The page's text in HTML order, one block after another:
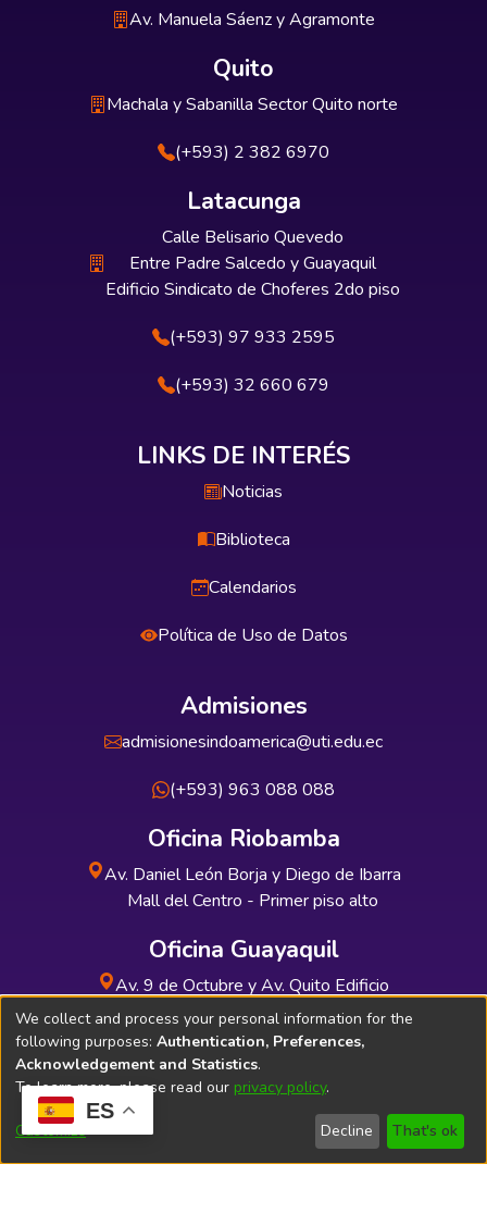
ES
Av. Manuela Sáenz y Agramonte
Quito
Machala y Sabanilla Sector Quito norte
(+593) 2 382 6970
Latacunga
Calle Belisario Quevedo
Entre Padre Salcedo y Guayaquil
Edificio Sindicato de Choferes 2do piso
(+593) 97 933 2595
(+593) 32 660 679
LINKS DE INTERÉS
Noticias
Biblioteca
Calendarios
Política de Uso de Datos
Admisiones
admisionesindoamerica@uti.edu.ec
(+593) 963 088 088
Oficina Riobamba
Av. Daniel León Borja y Diego de Ibarra
Mall del Centro - Primer piso alto
Oficina Guayaquil
Av. 9 de Octubre y Av. Quito Edificio
INDUAUTO - Planta baja
Soporte Técnico Bibliolatino.com
We collect and process your personal information for the
following purposes: Authentication, Preferences,
Acknowledgement and Statistics.
To learn more, please read our privacy policy.
Customize Decline That's ok